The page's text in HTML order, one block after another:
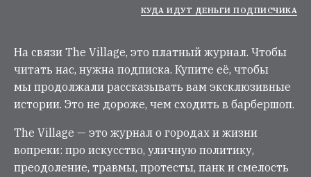
КУДА ИДУТ ДЕНЬГИ ПОДПИСЧИКА
На связи The Village, это платный журнал. Чтобы
читать нас, нужна подписка. Купите её, чтобы
мы продолжали рассказывать вам эксклюзивные
истории. Это не дороже, чем сходить в барбершоп.
The Village — это журнал о городах и жизни
вопреки: про искусство, уличную политику,
преодоление, травмы, протесты, панк и смелость